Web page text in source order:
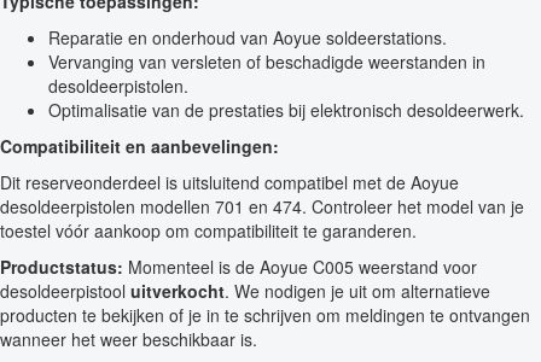
Reparatie en onderhoud van Aoyue soldeerstations.
Vervanging van versleten of beschadigde weerstanden in
desoldeerpistolen.
Optimalisatie van de prestaties bij elektronisch desoldeerwerk.
Compatibiliteit en aanbevelingen:
Dit reserveonderdeel is uitsluitend compatibel met de Aoyue
desoldeerpistolen modellen 701 en 474. Controleer het model van je
toestel vóór aankoop om compatibiliteit te garanderen.
Productstatus: Momenteel is de Aoyue C005 weerstand voor
desoldeerpistool uitverkocht. We nodigen je uit om alternatieve
producten te bekijken of je in te schrijven om meldingen te ontvangen
wanneer het weer beschikbaar is.